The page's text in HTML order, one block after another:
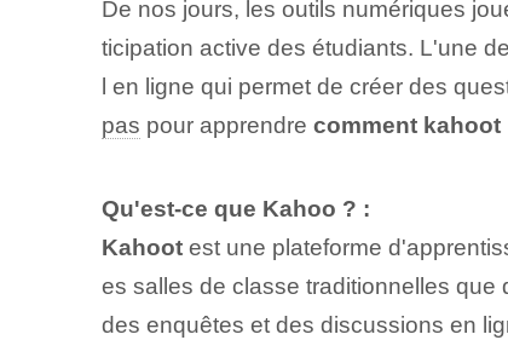
De nos jours, les outils numériques
ticipation active des étudiants. L'une
l en ligne ‌qui permet de créer‍ des
pas pour apprendre comment kahoot
Qu'est-ce que ⁢Kahoo ? :
Kahoot⁢est une plateforme
es salles de classe traditionnelles
des enquêtes et des discussions en